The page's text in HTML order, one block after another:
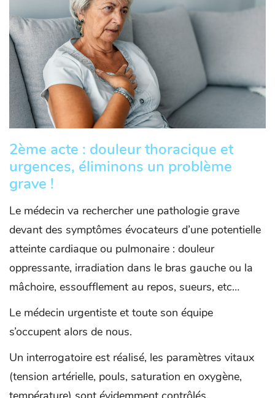
2ème acte : douleur thoracique et
urgences, éliminons un problème
grave !
Le médecin va rechercher une pathologie grave
devant des symptômes évocateurs d’une potentielle
atteinte cardiaque ou pulmonaire : douleur
oppressante, irradiation dans le bras gauche ou la
mâchoire, essoufflement au repos, sueurs, etc…
Le médecin urgentiste et toute son équipe
s’occupent alors de nous.
Un interrogatoire est réalisé, les paramètres vitaux
(tension artérielle, pouls, saturation en oxygène,